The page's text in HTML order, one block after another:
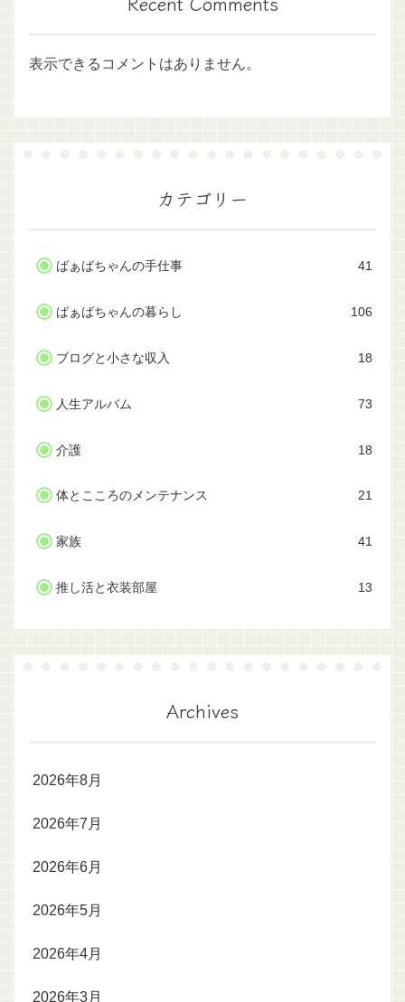
表示できるコメントはありません。
カテゴリー
ばぁばちゃんの手仕事 41
ばぁばちゃんの暮らし 106
ブログと小さな収入 18
人生アルバム 73
介護 18
体とこころのメンテナンス 21
家族 41
推し活と衣装部屋 13
Archives
2026年8月
2026年7月
2026年6月
2026年5月
2026年4月
2026年3月